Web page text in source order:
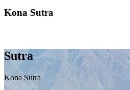
Kona Sutra
Sutra
Kona Sutra